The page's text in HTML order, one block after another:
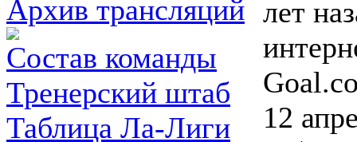
Архив трансляций
Состав команды
Тренерский штаб
Таблица Ла-Лиги
лет
12